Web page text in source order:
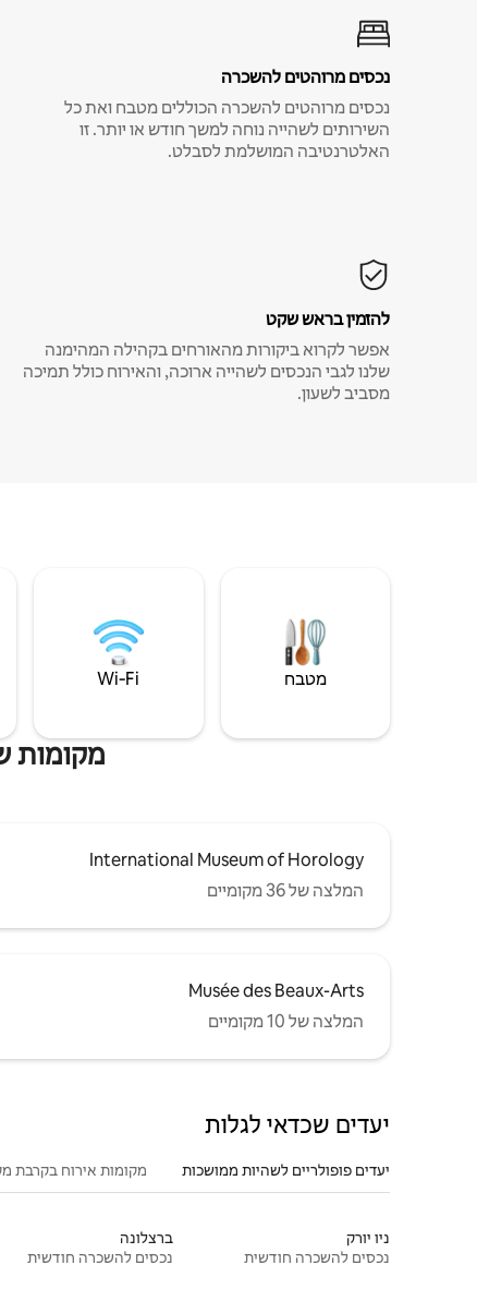
נכסים מרוהטים להשכרה
נכסים מרוהטים להשכרה הכוללים מטבח ואת כל
השירותים לשהייה נוחה למשך חודש או יותר. זו
האלטרנטיבה המושלמת לסבלט.
להזמין בראש שקט
אפשר לקרוא ביקורות מהאורחים בקהילה המהימנה
שלנו לגבי הנכסים לשהייה ארוכה, והאירוח כולל תמיכה
מסביב לשעון.
מטבח Wi‑Fi
מקומות
International Museum of Horology
המלצה של 36 מקומיים
Musée des Beaux-Arts
המלצה של 10 מקומיים
יעדים שכדאי לגלות
יעדים פופולריים לשהיות ממושכות מקומות אירוח בקרבת
ניו יורק
נכסים להשכרה חודשית
ברצלונה
נכסים להשכרה חודשית